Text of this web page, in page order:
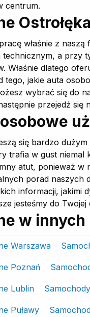
centrum.
właśnie z
a przy
Właśnie dlatego
tego, jakie auta
wybrać się do
przejedź
się bardzo
trafia w gust niemal
atut, ponieważ w
porad naszych
informacji, jakimi
jesteśmy do
w innych
Warszawa
Poznań
Lublin
Puławy